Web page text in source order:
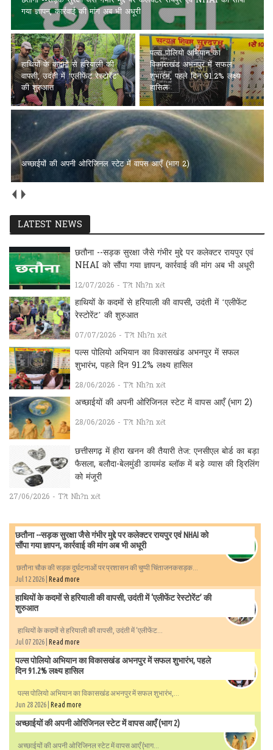
गया ज्ञापन, कार्रवाई की मांग अब भी अधूरी
हाथियों के कदमों से हरियाली की
वापसी, उदंती में ‘एलीफेंट रेस्टोरेंट’
की शुरुआत
पल्स पोलियो अभियान का
विकासखंड अभनपुर में सफल
शुभारंभ, पहले दिन 91.2% लक्ष्य
हासिल
अच्छाईयों की अपनी ओरिजिनल स्टेट में वापस आएँ (भाग 2)
LATEST NEWS
छतौना --सड़क सुरक्षा जैसे गंभीर मुद्दे पर कलेक्टर रायपुर एवं
NHAI को सौंपा गया ज्ञापन, कार्रवाई की मांग अब भी अधूरी
12/07/2026 - T?t Nh?n xét
हाथियों के कदमों से हरियाली की वापसी, उदंती में ‘एलीफेंट
रेस्टोरेंट’ की शुरुआत
07/07/2026 - T?t Nh?n xét
पल्स पोलियो अभियान का विकासखंड अभनपुर में सफल
शुभारंभ, पहले दिन 91.2% लक्ष्य हासिल
28/06/2026 - T?t Nh?n xét
अच्छाईयों की अपनी ओरिजिनल स्टेट में वापस आएँ (भाग 2)
28/06/2026 - T?t Nh?n xét
छत्तीसगढ़ में हीरा खनन की तैयारी तेज: एनसीएल बोर्ड का बड़ा
फैसला, बलौदा-बेलमुंडी डायमंड ब्लॉक में बड़े व्यास की ड्रिलिंग
को मंजूरी
27/06/2026 - T?t Nh?n xét
छतौना --सड़क सुरक्षा जैसे गंभीर मुद्दे पर कलेक्टर रायपुर एवं NHAI को
सौंपा गया ज्ञापन, कार्रवाई की मांग अब भी अधूरी
छतौना चौक की सड़क दुर्घटनाओं पर प्रशासन की चुप्पी चिंताजनकसड़क...
Jul 12 2026 | Read more
हाथियों के कदमों से हरियाली की वापसी, उदंती में ‘एलीफेंट रेस्टोरेंट’ की
शुरुआत
हाथियों के कदमों से हरियाली की वापसी, उदंती में ‘एलीफेंट...
Jul 07 2026 | Read more
पल्स पोलियो अभियान का विकासखंड अभनपुर में सफल शुभारंभ, पहले
दिन 91.2% लक्ष्य हासिल
पल्स पोलियो अभियान का विकासखंड अभनपुर में सफल शुभारंभ,...
Jun 28 2026 | Read more
अच्छाईयों की अपनी ओरिजिनल स्टेट में वापस आएँ (भाग 2)
अच्छाईयों की अपनी ओरिजिनल स्टेट में वापस आएँ (भाग...